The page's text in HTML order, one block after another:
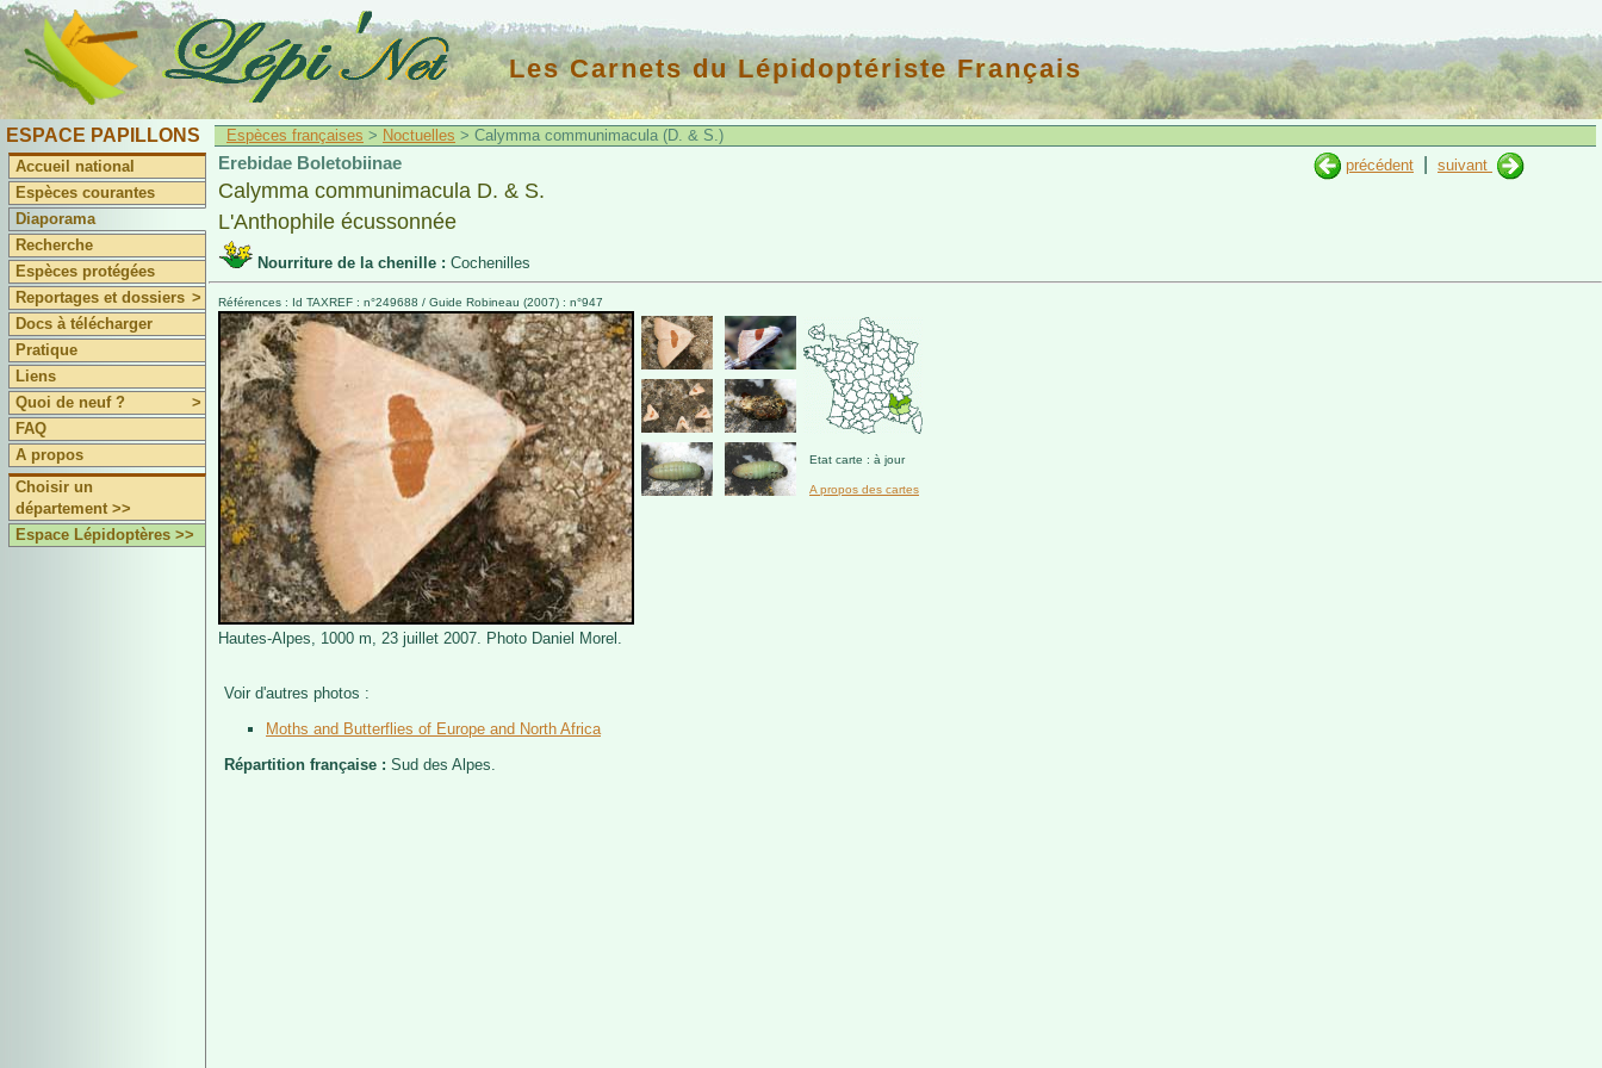
Les Carnets du Lépidoptériste Français
ESPACE PAPILLONS
Accueil national
Espèces courantes
Diaporama
Recherche
Espèces protégées
Reportages et dossiers >
Docs à télécharger
Pratique
Liens
Quoi de neuf ?
>
FAQ
A propos
Choisir un
département >>
Espace Lépidoptères >>
Espèces françaises > Noctuelles > Calymma communimacula (D. & S.)
précédent
suivant
Erebidae Boletobiinae
Calymma communimacula D. & S.
L'Anthophile écussonnée
Nourriture de la chenille : Cochenilles
Références : Id TAXREF : n°249688 / Guide Robineau (2007) : n°947
Hautes-Alpes, 1000 m, 23 juillet 2007. Photo Daniel Morel.
Etat carte : à jour
A propos des cartes
Voir d'autres photos :
Moths and Butterflies of Europe and North Africa
Répartition française : Sud des Alpes.